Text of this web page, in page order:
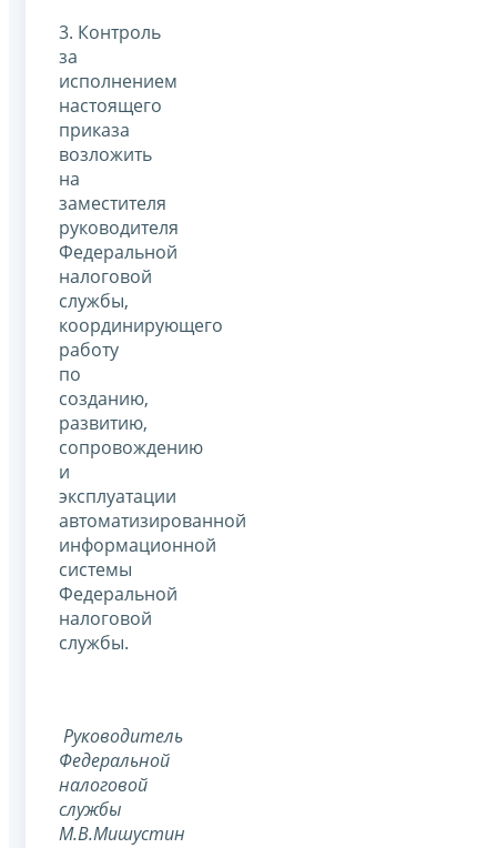
3. Контроль
за
исполнением
настоящего
приказа
возложить
на
заместителя
руководителя
Федеральной
налоговой
службы,
координирующего
работу
по
созданию,
развитию,
сопровождению
и
эксплуатации
автоматизированной
информационной
системы
Федеральной
налоговой
службы.
Руководитель
Федеральной
налоговой
службы
М.В.Мишустин